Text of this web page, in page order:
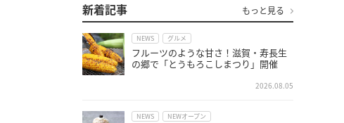
新着記事 もっと見る
NEWS グルメ
フルーツのような甘さ！滋賀・寿長生
の郷で「とうもろこしまつり」開催
2026.08.05
NEWS NEWオープン